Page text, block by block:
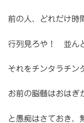
前の人、どれだけ時
行列見ろや！ 並ん
それをチンタラチン
お前の脳髄はおはぎ
と愚痴はさておき、